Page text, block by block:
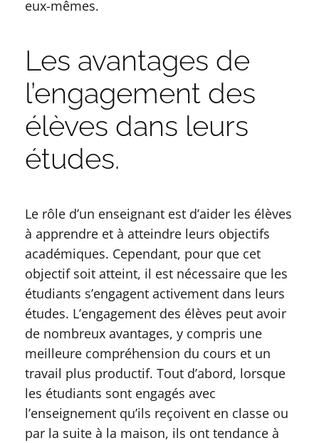
eux-mêmes.
Les avantages de
l’engagement des
élèves dans leurs
études.
Le rôle d’un enseignant est d’aider les élèves
à apprendre et à atteindre leurs objectifs
académiques. Cependant, pour que cet
objectif soit atteint, il est nécessaire que les
étudiants s’engagent activement dans leurs
études. L’engagement des élèves peut avoir
de nombreux avantages, y compris une
meilleure compréhension du cours et un
travail plus productif. Tout d’abord, lorsque
les étudiants sont engagés avec
l’enseignement qu’ils reçoivent en classe ou
par la suite à la maison, ils ont tendance à